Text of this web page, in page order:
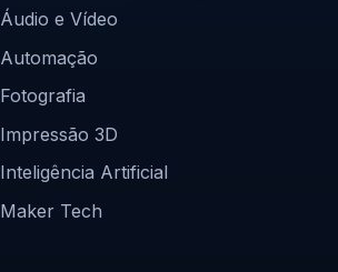
Áudio e Vídeo
Automação
Fotografia
Impressão 3D
Inteligência Artificial
Maker Tech